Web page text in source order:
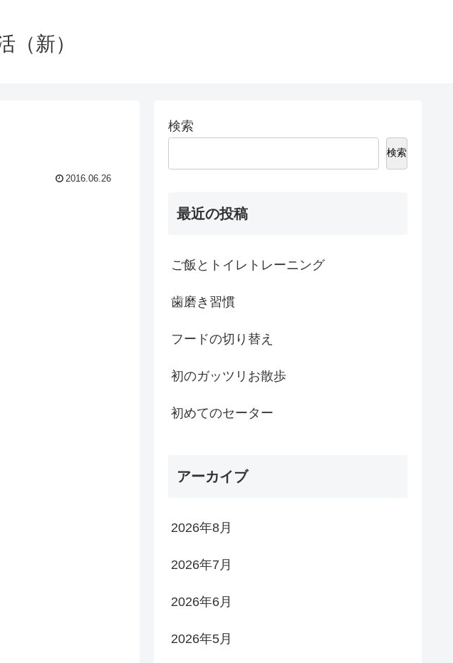
（新）
2016.06.26
検索
検索
最近の投稿
ご飯とトイレトレーニング
歯磨き習慣
フードの切り替え
初のガッツリお散歩
初めてのセーター
アーカイブ
2026年8月
2026年7月
2026年6月
2026年5月